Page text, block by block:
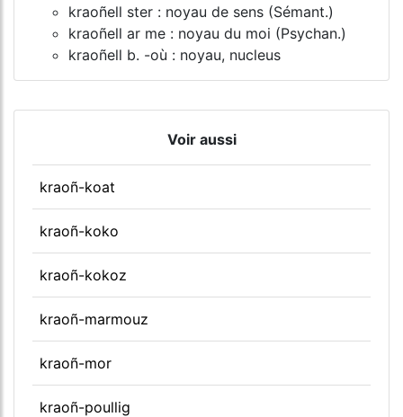
kraoñell ster : noyau de sens (Sémant.)
kraoñell ar me : noyau du moi (Psychan.)
kraoñell b. -où : noyau, nucleus
Voir aussi
kraoñ-koat
kraoñ-koko
kraoñ-kokoz
kraoñ-marmouz
kraoñ-mor
kraoñ-poullig